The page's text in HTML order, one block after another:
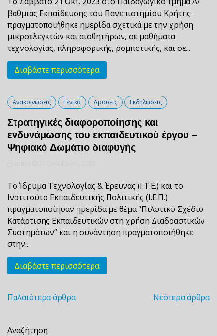
βάθμιας Εκπαίδευσης του Πανεπιστημίου Κρήτης
πραγματοποιήθηκε ημερίδα σχετικά με την χρήση
μικροελεγκτών και αισθητήρων, σε μαθήματα
τεχνολογίας, πληροφορικής, ρομποτικής, και σε...
Διαβάστε περισσότερα
Ανακοινώσεις Γενικά Δράσεις Εκδηλώσεις
Στρατηγικές διαφοροποίησης και
ενδυνάμωσης του εκπαιδευτικού έργου –
Ψηφιακό Δωμάτιο διαφυγής
Το Ίδρυμα Τεχνολογίας & Έρευνας (Ι.Τ.Ε.) και το
Ινστιτούτο Εκπαιδευτικής Πολιτικής (Ι.Ε.Π.)
πραγματοποίησαν ημερίδα με θέμα “Πιλοτικό Σχέδιο
Κατάρτισης Εκπαιδευτικών στη χρήση Διαδραστικών
Συστημάτων” και η συνάντηση πραγματοποιήθηκε
στην...
Διαβάστε περισσότερα
Πλοήγηση
άρθρων
Παλαιότερα άρθρα Νεότερα άρθρα
Αναζήτηση